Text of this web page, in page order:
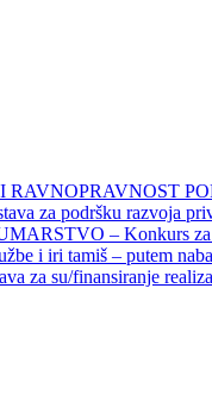
za podršku razvoja
– Konkurs za
i iri tamiš ‒ putem
su/finansiranje